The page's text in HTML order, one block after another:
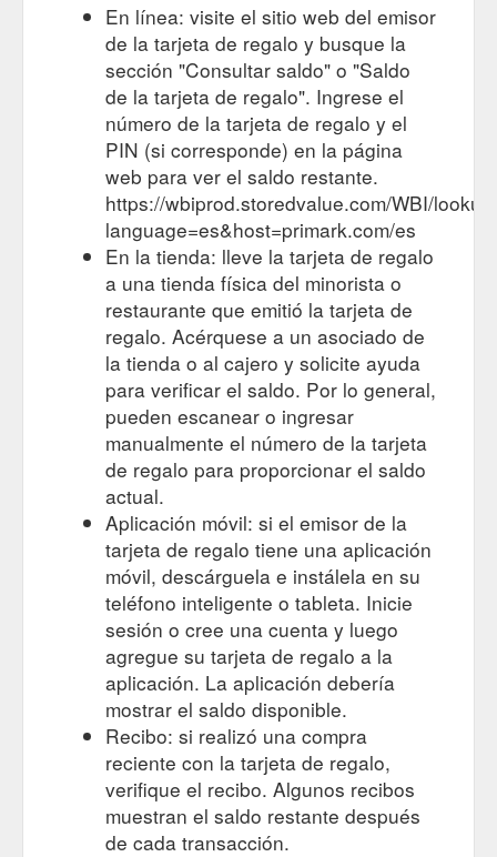
En línea: visite el sitio web del emisor
de la tarjeta de regalo y busque la
sección "Consultar saldo" o "Saldo
de la tarjeta de regalo". Ingrese el
número de la tarjeta de regalo y el
PIN (si corresponde) en la página
web para ver el saldo restante.
https://wbiprod.storedvalue.com/WBI/
language=es&host=primark.com/es
En la tienda: lleve la tarjeta de regalo
a una tienda física del minorista o
restaurante que emitió la tarjeta de
regalo. Acérquese a un asociado de
la tienda o al cajero y solicite ayuda
para verificar el saldo. Por lo general,
pueden escanear o ingresar
manualmente el número de la tarjeta
de regalo para proporcionar el saldo
actual.
Aplicación móvil: si el emisor de la
tarjeta de regalo tiene una aplicación
móvil, descárguela e instálela en su
teléfono inteligente o tableta. Inicie
sesión o cree una cuenta y luego
agregue su tarjeta de regalo a la
aplicación. La aplicación debería
mostrar el saldo disponible.
Recibo: si realizó una compra
reciente con la tarjeta de regalo,
verifique el recibo. Algunos recibos
muestran el saldo restante después
de cada transacción.